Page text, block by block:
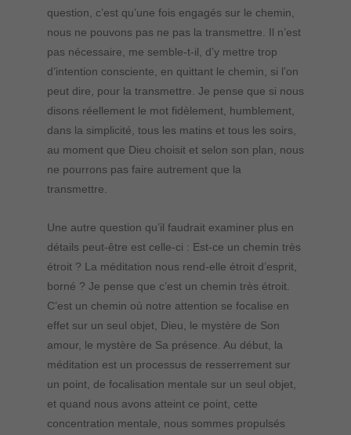
question, c’est qu’une fois engagés sur le chemin,
nous ne pouvons pas ne pas la transmettre. Il n’est
pas nécessaire, me semble-t-il, d’y mettre trop
d’intention consciente, en quittant le chemin, si l’on
peut dire, pour la transmettre. Je pense que si nous
disons réellement le mot fidèlement, humblement,
dans la simplicité, tous les matins et tous les soirs,
au moment que Dieu choisit et selon son plan, nous
ne pourrons pas faire autrement que la
transmettre.
Une autre question qu’il faudrait examiner plus en
détails peut-être est celle-ci : Est-ce un chemin très
étroit ? La méditation nous rend-elle étroit d’esprit,
borné ? Je pense que c’est un chemin très étroit.
C’est un chemin où notre attention se focalise en
effet sur un seul objet, Dieu, le mystère de Son
amour, le mystère de Sa présence. Au début, la
méditation est un processus de resserrement sur
un point, de focalisation mentale sur un seul objet,
et quand nous avons atteint ce point, cette
concentration mentale, nous sommes propulsés